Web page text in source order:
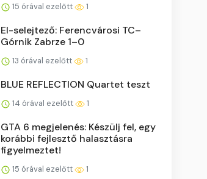
15 órával ezelőtt 1
El-selejtező: Ferencvárosi TC–
Górnik Zabrze 1–0
13 órával ezelőtt 1
BLUE REFLECTION Quartet teszt
14 órával ezelőtt 1
GTA 6 megjelenés: Készülj fel, egy
korábbi fejlesztő halasztásra
figyelmeztet!
15 órával ezelőtt 1